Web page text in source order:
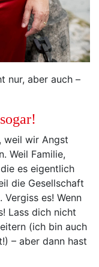
nur, aber auch –
weil wir Angst
Weil Familie,
es eigentlich
die Gesellschaft
es! Wenn
Lass dich nicht
(ich bin auch
– aber dann hast